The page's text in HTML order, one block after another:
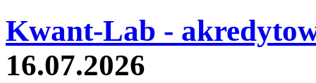
Kwant-Lab -
16.07.2026